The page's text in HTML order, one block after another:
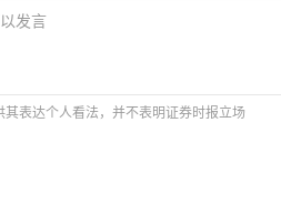
发言
其表达个人看法，并不表明证券时报立场